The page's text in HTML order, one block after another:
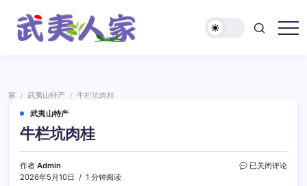
家
家 / 武夷山特产 /
牛栏坑肉桂
武夷山特产
牛栏坑肉桂
作者 Admin
2026年5月10日
1 分钟阅读
牛
已关闭评论